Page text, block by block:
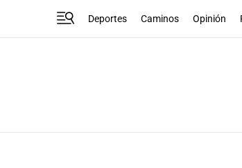
Deportes Caminos Opinión